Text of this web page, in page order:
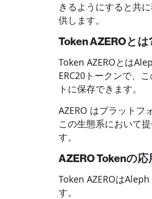
きるようにすると共
供します。
Token AZEROとは
Token AZEROとは
ERC20トークンで、
トに保存できます。
AZERO はプラットフ
この生態系において
す。
AZERO Tokenの応
Token AZEROは
す。